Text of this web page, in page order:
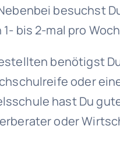
besuchst
bis 2-mal pro
benötigst
oder
hast Du
oder